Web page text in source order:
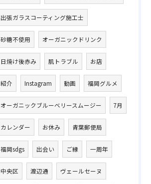
出張ガラスコーティング施工士
砂糖不使用 オーガニックドリンク
日焼け後赤み 肌トラブル お店
紹介 Instagram 動画 福岡グルメ
オーガニックブルーベリースムージー 7月
カレンダー お休み 青葉郵便局
福岡sdgs 出会い ご縁 一周年
中央区 渡辺通 ヴェールセーヌ